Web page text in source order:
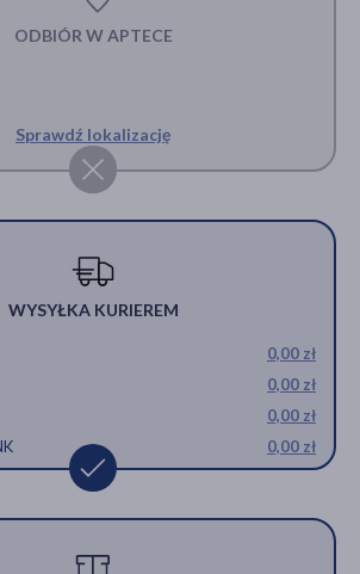
ODBIÓR W APTECE
Sprawdź lokalizację
WYSYŁKA KURIEREM
0,00 zł
0,00 zł
0,00 zł
0,00 zł